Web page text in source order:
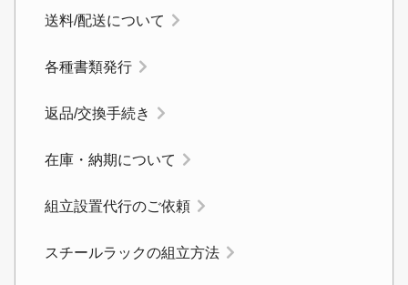
送料/配送について
各種書類発行
返品/交換手続き
在庫・納期について
組立設置代行のご依頼
スチールラックの組立方法
500,001～1,000,000円
お買い物を続ける